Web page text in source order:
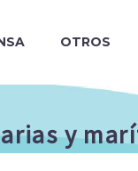
OTROS
y